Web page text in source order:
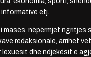
etj.
i masës, nëpërmjet ngritjes
redaksionale, arrihet
lexuesit dhe ndjekësit e